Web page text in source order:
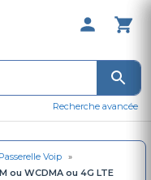
0 Produit
Recherche avancée
Passerelle Voip »
ou WCDMA ou 4G LTE